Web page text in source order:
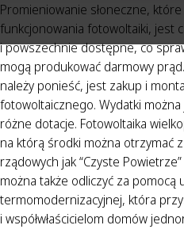
Promieniowanie słoneczne,
funkcjonowania fotowoltaiki, jest
i powszechnie dostępne, co
mogą produkować darmowy
należy ponieść, jest zakup i
fotowoltaicznego. Wydatki
różne dotacje. Fotowoltaika
na którą środki można otrzymać
rządowych jak “Czyste Powietrze”
można także odliczyć za pomocą
termomodernizacyjnej, która
i współwłaścicielom domów